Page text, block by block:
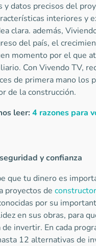
y datos precisos del
interiores y
clara. además,
del país, el
momento por el que
Con Vivendo TV,
de primera mano los
de la construcción.
leer:4 razones para
y confianza
que tu dinero es
proyectos de
por su
en sus obras, para
invertir. En cada
12 alternativas de